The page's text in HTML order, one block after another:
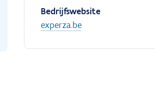
Bedrijfswebsite
experza.be